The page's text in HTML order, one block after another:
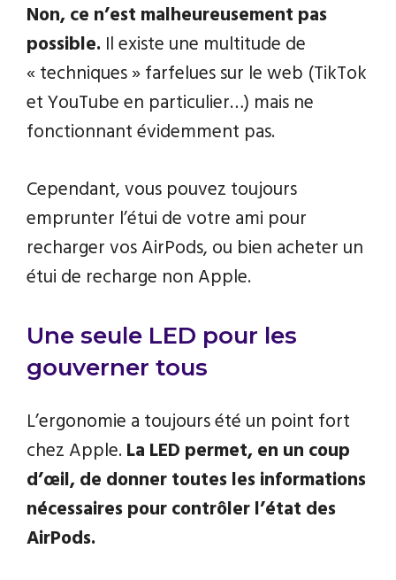
Non, ce n’est malheureusement pas
possible. Il existe une multitude de
« techniques » farfelues sur le web (TikTok
et YouTube en particulier…) mais ne
fonctionnant évidemment pas.
Cependant, vous pouvez toujours
emprunter l’étui de votre ami pour
recharger vos AirPods, ou bien acheter un
étui de recharge non Apple.
Une seule LED pour les
gouverner tous
L’ergonomie a toujours été un point fort
chez Apple.La LED permet, en un coup
d’œil, de donner toutes les informations
nécessaires pour contrôler l’état des
AirPods.